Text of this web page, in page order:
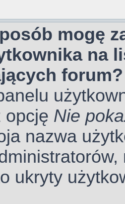
mogę
na
forum?
opcję Nie
nazwa
ukryty